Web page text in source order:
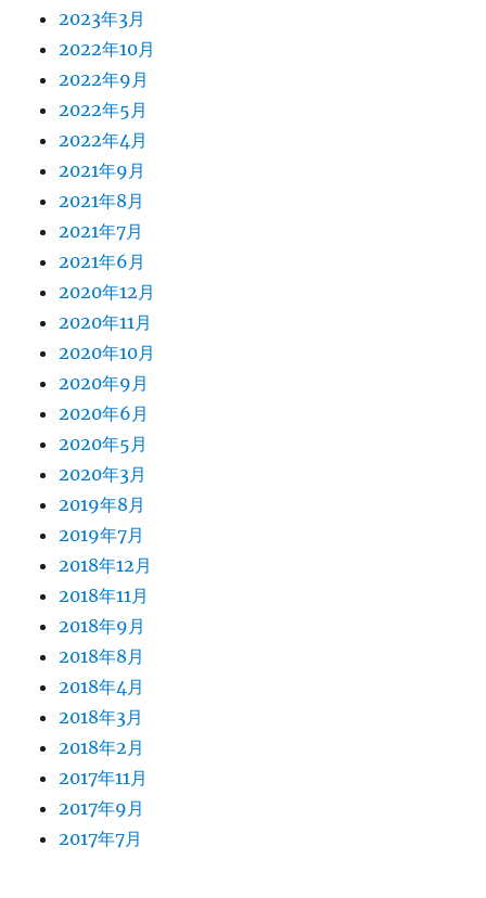
2023年3月
2022年10月
2022年9月
2022年5月
2022年4月
2021年9月
2021年8月
2021年7月
2021年6月
2020年12月
2020年11月
2020年10月
2020年9月
2020年6月
2020年5月
2020年3月
2019年8月
2019年7月
2018年12月
2018年11月
2018年9月
2018年8月
2018年4月
2018年3月
2018年2月
2017年11月
2017年9月
2017年7月